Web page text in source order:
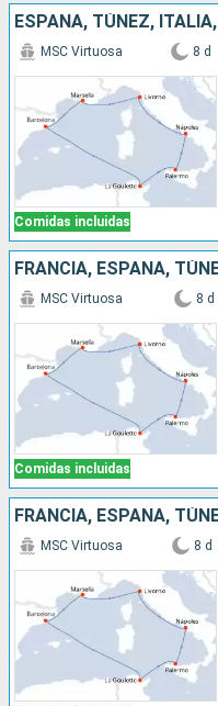
ESPAÑA, TÚNEZ,
Comidas incluidas
MSC Virtuosa 8 d
FRANCIA, ESPAÑA,
Comidas incluidas
MSC Virtuosa 8 d
FRANCIA, ESPAÑA,
MSC Virtuosa 8 d